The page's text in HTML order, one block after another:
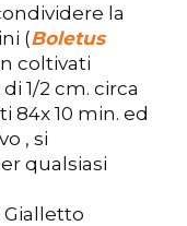
la
(Boletus
coltivati
1/2 cm. circa
84x 10 min. ed
, si
qualsiasi